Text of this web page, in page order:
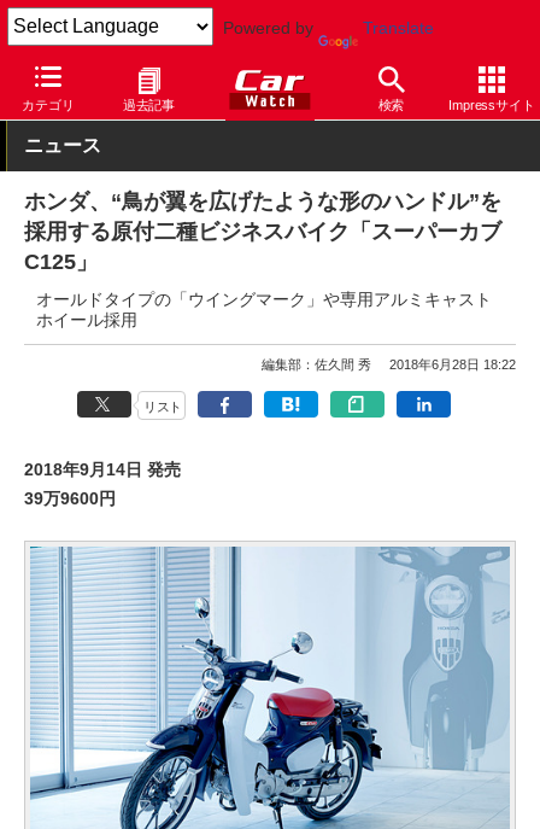
Powered by Translate
カテゴリ 過去記事 検索 Impressサイト
Car Watch モーターサイクル ホンダ
ニュース
ホンダ、“鳥が翼を広げたような形のハンドル”を
採用する原付二種ビジネスバイク「スーパーカブ
C125」
オールドタイプの「ウイングマーク」や専用アルミキャスト
ホイール採用
編集部：佐久間 秀 2018年6月28日 18:22
リスト
2018年9月14日 発売
39万9600円